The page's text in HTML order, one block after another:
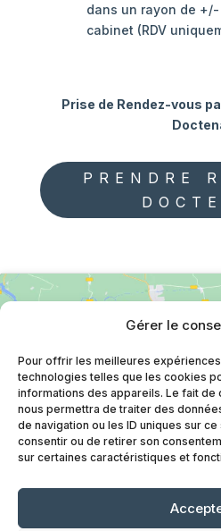
Gérer le
Pour offrir les meilleures
technologies telles que les cookies
informations des appareils. Le fait de
nous permettra de traiter des
de navigation ou les ID uniques sur
consentir ou de retirer son
sur certaines caractéristiques et
dans un rayon de
cabinet (RDV
Prise de Rendez-vous
PRENDRE
Cliquez pour
marketing et